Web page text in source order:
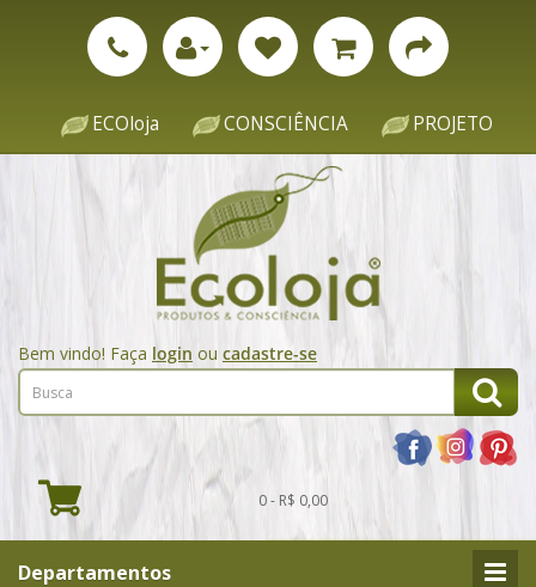
ECOloja CONSCIÊNCIA PROJETO
Bem vindo! Faça login ou cadastre-se
0 - R$ 0,00
Departamentos